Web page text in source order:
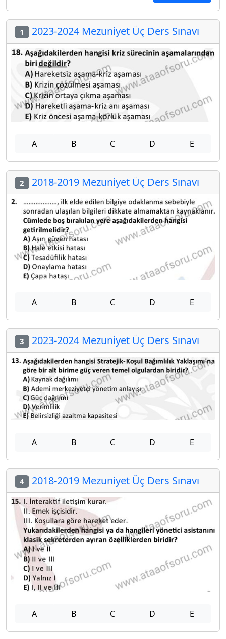
1 2023-2024 Mezuniyet Üç Ders Sınavı
A B C D E
2 2018-2019 Mezuniyet Üç Ders Sınavı
A B C D E
3 2023-2024 Mezuniyet Üç Ders Sınavı
A B C D E
4 2018-2019 Mezuniyet Üç Ders Sınavı
A B C D E